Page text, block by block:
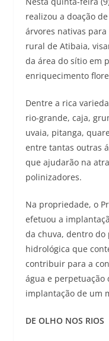
realizou a doação
árvores nativas
rural de Atibaia,
da área do sítio em
enriquecimento
Dentre a rica
rio-grande, caja,
uvaia, pitanga,
entre tantas outras
que ajudarão na
polinizadores.
Na propriedade, o
efetuou a
da chuva, dentro do
hidrológica que
contribuir para a
água e perpetuação
implantação de um
DE OLHO NOS RIOS